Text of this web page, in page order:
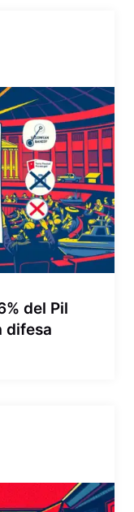
del Pil
difesa